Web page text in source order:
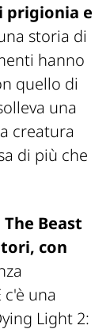
prigionia e
storia di
hanno
quello di
una
creatura
di più che
Beast
con
una
Light 2: